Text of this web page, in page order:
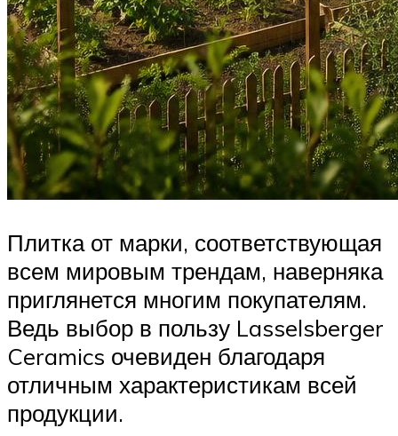
Плитка от марки, соответствующая
всем мировым трендам, наверняка
приглянется многим покупателям.
Ведь выбор в пользу Lasselsberger
Ceramics очевиден благодаря
отличным характеристикам всей
продукции.